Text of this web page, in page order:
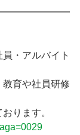
・アルバイト
育や社員研修
ります。